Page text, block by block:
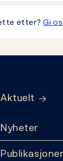
etter?Gi
Aktuelt
Nyheter
Publikasjoner